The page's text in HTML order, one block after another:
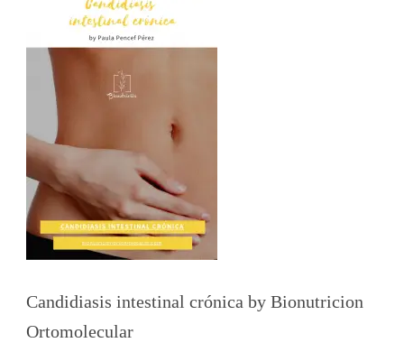
Candidiasis intestinal crónica by Bionutricion
Ortomolecular